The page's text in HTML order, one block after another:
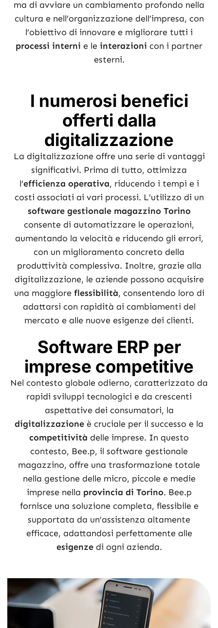
ma di avviare un cambiamento profondo nella
cultura e nell’organizzazione dell’impresa, con
l’obiettivo di innovare e migliorare tutti i
processi interni e le interazioni con i partner
esterni.
I numerosi benefici
offerti dalla
digitalizzazione
La digitalizzazione offre una serie di vantaggi
significativi. Prima di tutto, ottimizza
l’efficienza operativa, riducendo i tempi e i
costi associati ai vari processi. L’utilizzo di un
software gestionale magazzino Torino
consente di automatizzare le operazioni,
aumentando la velocità e riducendo gli errori,
con un miglioramento concreto della
produttività complessiva. Inoltre, grazie alla
digitalizzazione, le aziende possono acquisire
una maggiore flessibilità, consentendo loro di
adattarsi con rapidità ai cambiamenti del
mercato e alle nuove esigenze dei clienti.
Software ERP per
imprese competitive
Nel contesto globale odierno, caratterizzato da
rapidi sviluppi tecnologici e da crescenti
aspettative dei consumatori, la
digitalizzazione è cruciale per il successo e la
competitività delle imprese. In questo
contesto, Bee.p, il software gestionale
magazzino, offre una trasformazione totale
nella gestione delle micro, piccole e medie
imprese nella provincia di Torino. Bee.p
fornisce una soluzione completa, flessibile e
supportata da un’assistenza altamente
efficace, adattandosi perfettamente alle
esigenzedi ogni azienda.